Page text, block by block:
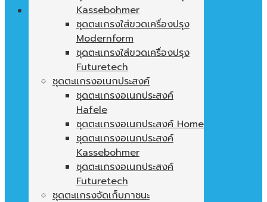
ตะกร้าสินค้า
ไม่มีสินค้าในตะกร้า
Kassebohmer
ชุดตะแกรงใส่ขวดเครื่องปรุง
Modernform
ชุดตะแกรงใส่ขวดเครื่องปรุง
Futuretech
ชุดตะแกรงอเนกประสงค์
ชุดตะแกรงอเนกประสงค์
Hafele
ชุดตะแกรงอเนกประสงค์ Home
ชุดตะแกรงอเนกประสงค์
Kassebohmer
ชุดตะแกรงอเนกประสงค์
Futuretech
ชุดตะแกรงจัดเก็บภาชนะ